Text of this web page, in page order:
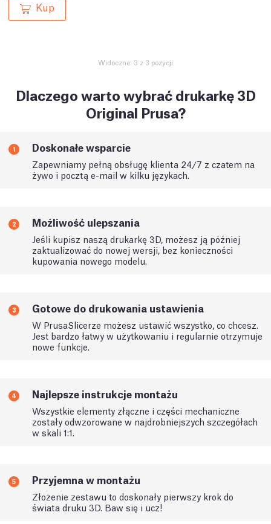
Kup
Widoczne: 3 z 3 pozycji
Dlaczego warto wybrać drukarkę 3D
Original Prusa?
1 Doskonałe wsparcie
Zapewniamy pełną obsługę klienta 24/7 z czatem na
żywo i pocztą e-mail w kilku językach.
2 Możliwość ulepszania
Jeśli kupisz naszą drukarkę 3D, możesz ją później
zaktualizować do nowej wersji, bez konieczności
kupowania nowego modelu.
3 Gotowe do drukowania ustawienia
W PrusaSlicerze możesz ustawić wszystko, co chcesz.
Jest bardzo łatwy w użytkowaniu i regularnie otrzymuje
nowe funkcje.
4 Najlepsze instrukcje montażu
Wszystkie elementy złączne i części mechaniczne
zostały odwzorowane w najdrobniejszych szczegółach
w skali 1:1.
5 Przyjemna w montażu
Złożenie zestawu to doskonały pierwszy krok do
świata druku 3D. Baw się i ucz!